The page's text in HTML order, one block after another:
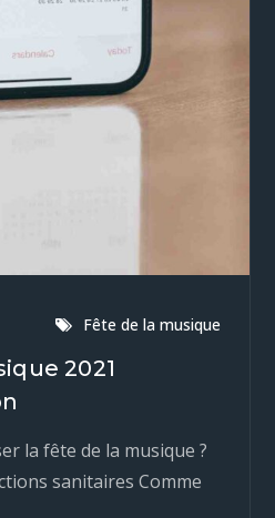
Fête de la musique
2021
la fête de la musique ?
sanitaires Comme